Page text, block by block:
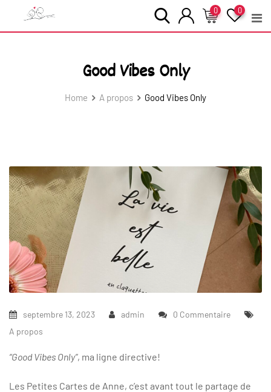
0
0
Good Vibes Only
Home A propos Good Vibes Only
septembre 13, 2023 admin
0 Commentaire
A propos
“Good Vibes Only”, ma ligne directive!
Les Petites Cartes de Anne, c’est avant tout le partage de